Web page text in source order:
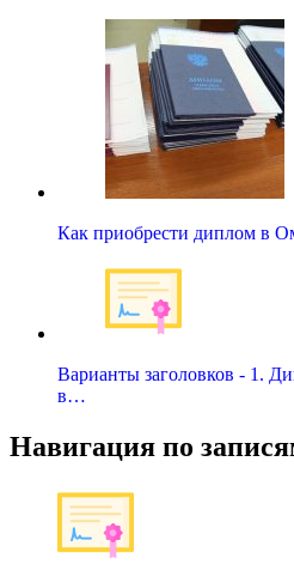
Как приобрести диплом в
Варианты заголовков - 1.
в…
Навигация по